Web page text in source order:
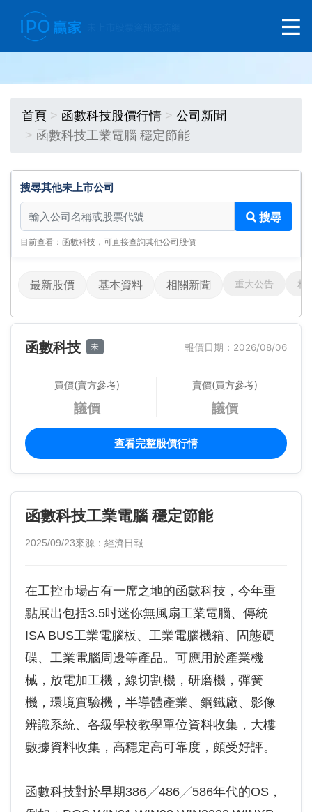
首頁 函數科技股價行情
公司新聞
函數科技工業電腦 穩定節能
搜尋其他未上市公司
搜尋其他未上市公司
搜尋
目前查看：函數科技，可直接查詢其他公司股價
最新股價 基本資料 相關新聞 重大公告 相
函數科技 未 報價日期：2026/08/06
買價(賣方參考)
議價
賣價(買方參考)
議價
查看完整股價行情
函數科技工業電腦 穩定節能
2025/09/23來源：經濟日報
在工控市場占有一席之地的函數科技，今年重
點展出包括3.5吋迷你無風扇工業電腦、傳統
ISA BUS工業電腦板、工業電腦機箱、固態硬
碟、工業電腦周邊等產品。可應用於產業機
械，放電加工機，線切割機，研磨機，彈簧
機，環境實驗機，半導體產業、鋼鐵廠、影像
辨識系統、各級學校教學單位資料收集，大樓
數據資料收集，高穩定高可靠度，頗受好評。
函數科技對於早期386╱486╱586年代的OS，